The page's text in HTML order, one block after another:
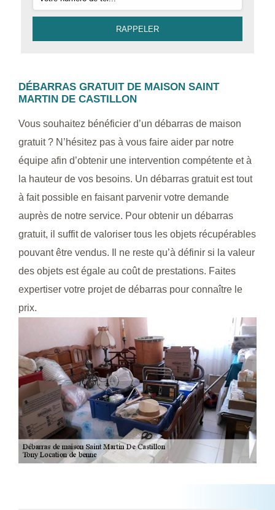
DÉBARRAS GRATUIT DE MAISON SAINT
MARTIN DE CASTILLON
Vous souhaitez bénéficier d’un débarras de maison
gratuit ? N’hésitez pas à vous faire aider par notre
équipe afin d’obtenir une intervention compétente et à
la hauteur de vos besoins. Un débarras gratuit est tout
à fait possible en faisant parvenir votre demande
auprès de notre service. Pour obtenir un débarras
gratuit, il suffit de valoriser tous les objets récupérables
pouvant être vendus. Il ne reste qu’à définir si la valeur
des objets est égale au coût de prestations. Faites
expertiser votre projet de débarras pour connaître le
prix.